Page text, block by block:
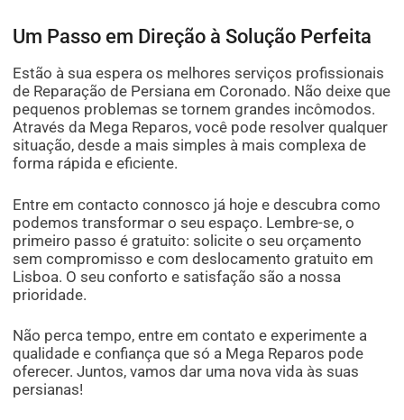
Um Passo em Direção à Solução Perfeita
Estão à sua espera os melhores serviços profissionais
de Reparação de Persiana em Coronado. Não deixe que
pequenos problemas se tornem grandes incômodos.
Através da Mega Reparos, você pode resolver qualquer
situação, desde a mais simples à mais complexa de
forma rápida e eficiente.
Entre em contacto connosco já hoje e descubra como
podemos transformar o seu espaço. Lembre-se, o
primeiro passo é gratuito: solicite o seu orçamento
sem compromisso e com deslocamento gratuito em
Lisboa. O seu conforto e satisfação são a nossa
prioridade.
Não perca tempo, entre em contato e experimente a
qualidade e confiança que só a Mega Reparos pode
oferecer. Juntos, vamos dar uma nova vida às suas
persianas!